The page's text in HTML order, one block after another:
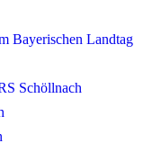
Bayerischen Landtag
Schöllnach